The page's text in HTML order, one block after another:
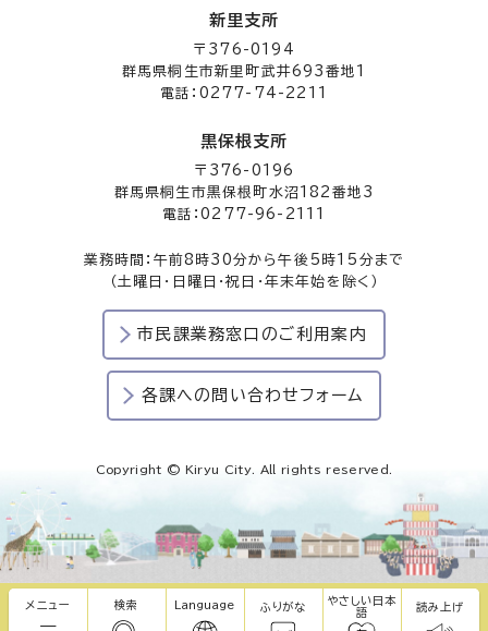
メニュー 検索 Language ふりがな
やさしい日本
語
読み上げ
新里支所
〒376-0194
群馬県桐生市新里町武井693番地1
電話：0277-74-2211
黒保根支所
〒376-0196
群馬県桐生市黒保根町水沼182番地3
電話：0277-96-2111
業務時間：午前8時30分から午後5時15分まで
（土曜日・日曜日・祝日・年末年始を除く）
市民課業務窓口のご利用案内
各課への問い合わせフォーム
Copyright © Kiryu City. All rights reserved.